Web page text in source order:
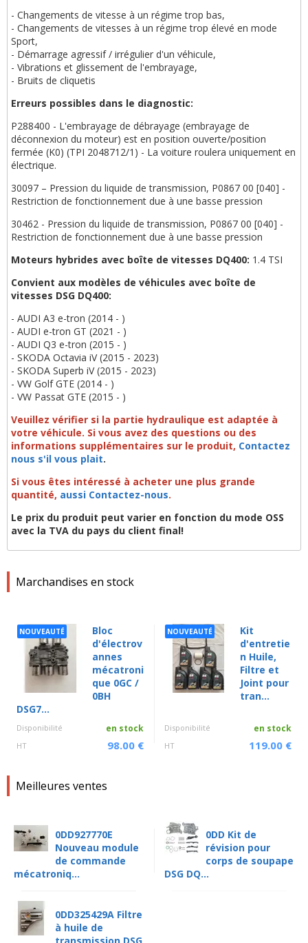
Marchandises en stock
NOUVEAUTÉ
Bloc
d'électrov
annes
mécatroni
que 0GC /
0BH
DSG7...
Disponibilité en stock
HT 98.00 €
NOUVEAUTÉ
Kit
d'entretie
n Huile,
Filtre et
Joint pour
tran...
Disponibilité en stock
HT 119.00 €
Meilleures ventes
0DD927770E
Nouveau module
de commande
mécatroniq...
0DD Kit de
révision pour
corps de soupape
DSG DQ...
0DD325429A Filtre
à huile de
- Changements de vitesse à un régime trop bas,
- Changements de vitesses à un régime trop élevé en mode
Sport,
- Démarrage agressif / irrégulier d'un véhicule,
- Vibrations et glissement de l'embrayage,
- Bruits de cliquetis
Erreurs possibles dans le diagnostic:
P288400 - L'embrayage de débrayage (embrayage de
déconnexion du moteur) est en position ouverte/position
fermée (K0) (TPI 2048712/1) - La voiture roulera uniquement en
électrique.
30097 – Pression du liquide de transmission, P0867 00 [040] -
Restriction de fonctionnement due à une basse pression
30462 - Pression du liquide de transmission, P0867 00 [040] -
Restriction de fonctionnement due à une basse pression
Moteurs hybrides avec boîte de vitesses DQ400: 1.4 TSI
Convient aux modèles de véhicules avec boîte de
vitesses DSG DQ400:
- AUDI A3 e-tron (2014 - )
- AUDI e-tron GT (2021 - )
- AUDI Q3 e-tron (2015 - )
- SKODA Octavia iV (2015 - 2023)
- SKODA Superb iV (2015 - 2023)
- VW Golf GTE (2014 - )
- VW Passat GTE (2015 - )
Veuillez vérifier si la partie hydraulique est adaptée à
votre véhicule. Si vous avez des questions ou des
informations supplémentaires sur le produit, Contactez
nous s'il vous plait.
Si vous êtes intéressé à acheter une plus grande
quantité, aussi Contactez-nous.
Le prix du produit peut varier en fonction du mode OSS
avec la TVA du pays du client final!